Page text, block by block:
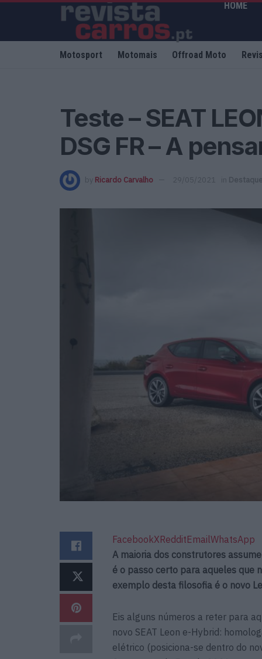
HOME
Motosport Motomais Offroad Moto
Teste – SEAT
DSG FR – A
by Ricardo Carvalho 29/05/2021 in
FacebookXRedditEmailWhatsApp
A maioria dos construtores
é o passo certo para aqueles que
exemplo desta filosofia é o novo
Eis alguns números a reter para
novo SEAT Leon e-Hybrid:
elétrico (posiciona-se dentro do